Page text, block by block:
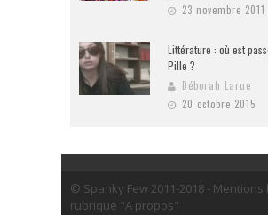
23 novembre 2011
Littérature : où est
Pille ?
Déborah Larue
20 octobre 2015
© Spanky Few 2011-2018 - Mentions
rubrique "A propos"